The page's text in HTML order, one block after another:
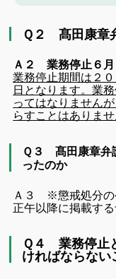
Ｑ２ 髙田康章
Ａ２ 業務停止６月
業務停止期間は２
日となります。業
ってはなりません
らすことはありませ
Ｑ３ 髙田康章弁
ったのか
Ａ３ ※懲戒処分の
正午以降に掲載する
Ｑ４ 業務停止
ければならない